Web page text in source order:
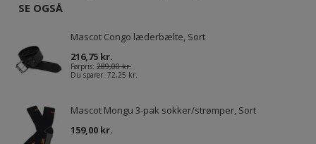
SE OGSÅ
Mascot Congo læderbælte, Sort
216,75 kr.
Førpris: 289,00 kr.
Du sparer: 72,25 kr.
Mascot Mongu 3-pak sokker/strømper, Sort
159,00 kr.